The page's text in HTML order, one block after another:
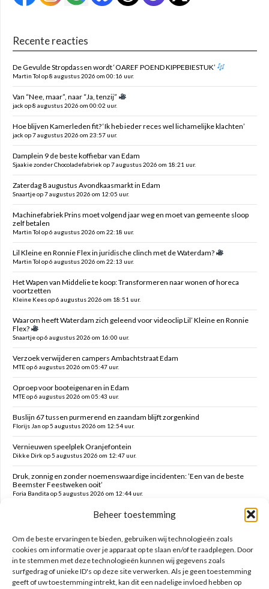
Beheer toestemming
Om de beste ervaringen te bieden, gebruiken wij technologieën zoals
cookies om informatie over je apparaat op te slaan en/of te raadplegen. Door
in te stemmen met deze technologieën kunnen wij gegevens zoals
surfgedrag of unieke ID's op deze site verwerken. Als je geen toestemming
geeft of uw toestemming intrekt, kan dit een nadelige invloed hebben op
Recente reacties
De Gevulde Stropdassen wordt ‘OAREF POEND KIPPEBIESTUK’
Martin Tol op 8 augustus 2026 om 00:16 uur.
Van “Nee, maar”, naar “Ja, tenzij”
jack op 8 augustus 2026 om 00:02 uur.
Hoe blijven Kamerleden fit? ‘Ik heb ieder reces wel lichamelijke klachten’
jack op 7 augustus 2026 om 23:57 uur.
Damplein 9 de beste koffiebar van Edam
Sjaakie zonder Chocoladefabriek op 7 augustus 2026 om 18:21 uur.
Zaterdag 8 augustus Avondkaasmarkt in Edam
Snaartje op 7 augustus 2026 om 12:05 uur.
Machinefabriek Prins moet volgend jaar weg en moet van gemeente sloop
zelf betalen
Martin Tol op 6 augustus 2026 om 22:18 uur.
Lil Kleine en Ronnie Flex in juridische clinch met de Waterdam?
Martin Tol op 6 augustus 2026 om 22:13 uur.
Het Wapen van Middelie te koop: Transformeren naar wonen of horeca
voortzetten
Kleine Kees op 6 augustus 2026 om 18:51 uur.
Waarom heeft Waterdam zich geleend voor videoclip Lil’ Kleine en Ronnie
Flex?
Snaartje op 6 augustus 2026 om 16:00 uur.
Verzoek verwijderen campers Ambachtstraat Edam
MTE op 6 augustus 2026 om 05:47 uur.
Oproep voor booteigenaren in Edam
MTE op 6 augustus 2026 om 05:43 uur.
Buslijn 67 tussen purmerend en zaandam blijft zorgenkind
Florijs Jan op 5 augustus 2026 om 12:54 uur.
Vernieuwen speelplek Oranjefontein
Dikke Dirk op 5 augustus 2026 om 12:47 uur.
Druk, zonnig en zonder noemenswaardige incidenten: ’Een van de beste
Beemster Feestweken ooit’
Foria Bandita op 5 augustus 2026 om 12:44 uur.
Feesten tot in de late uurtjes en daarna vanmorgen met milde kater o.a.
hekken kaaltrekken, doeken vouwen en terrein schoonmaken
Zoeken op deze site